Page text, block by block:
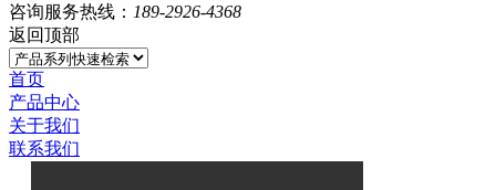
咨询服务热线： 189-2926-4368
返回顶部
首页
产品中心
关于我们
联系我们